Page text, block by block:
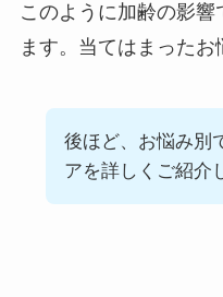
このように加齢の影響
ます。当てはまった
後ほど、お悩み別
アを詳しくご紹介